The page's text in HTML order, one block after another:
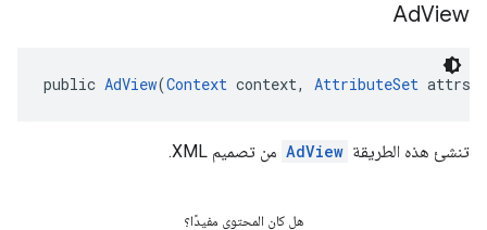
AdView
public AdView(Context context, AttributeSet attrs,
تنشئ هذه الطريقة AdView من تصميم XML.
هل كان المحتوى مفيدًا؟